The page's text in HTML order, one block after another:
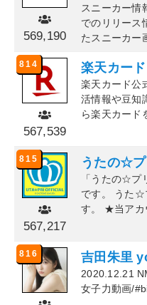
569,190
スニーカー情
でのリリース
たスニーカー
814
567,539
楽天カード
楽天カード公
活情報や豆知
ら楽天カード
815
567,217
うたの☆プ
「うたの☆プ
です。 うた☆
す。 ★当アカ
816 吉田朱里
2020.12.21
女子力動画/